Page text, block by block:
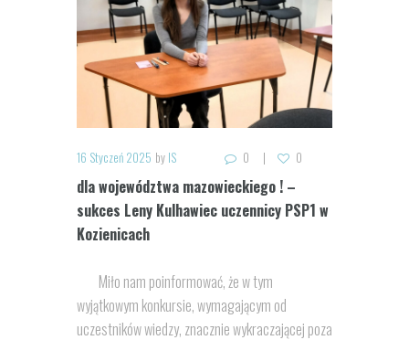
16 Styczeń 2025 by IS 0 0
dla województwa mazowieckiego ! –
sukces Leny Kulhawiec uczennicy PSP1 w
Kozienicach
Miło nam poinformować, że w tym
wyjątkowym konkursie, wymagającym od
uczestników wiedzy, znacznie wykraczającej poza